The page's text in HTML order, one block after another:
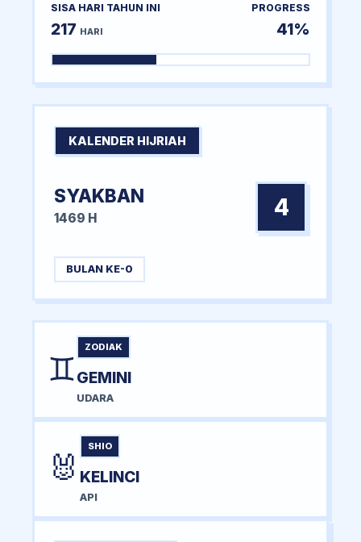
SISA HARI TAHUN INI
217 HARI
PROGRESS
41%
KALENDER HIJRIAH
SYAKBAN
1469 H 4
BULAN KE-0
♊
ZODIAK
GEMINI
UDARA
🐰
SHIO
KELINCI
API